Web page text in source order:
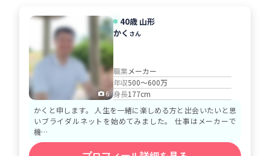
6
40歳 山形
かく さん
職業 メーカー
年収500～600万
身長177cm
かくと申します。 人生を一緒に楽しめる方と出会いたいと思
いブライダルネットを始めてみました。 仕事はメーカーで
機…